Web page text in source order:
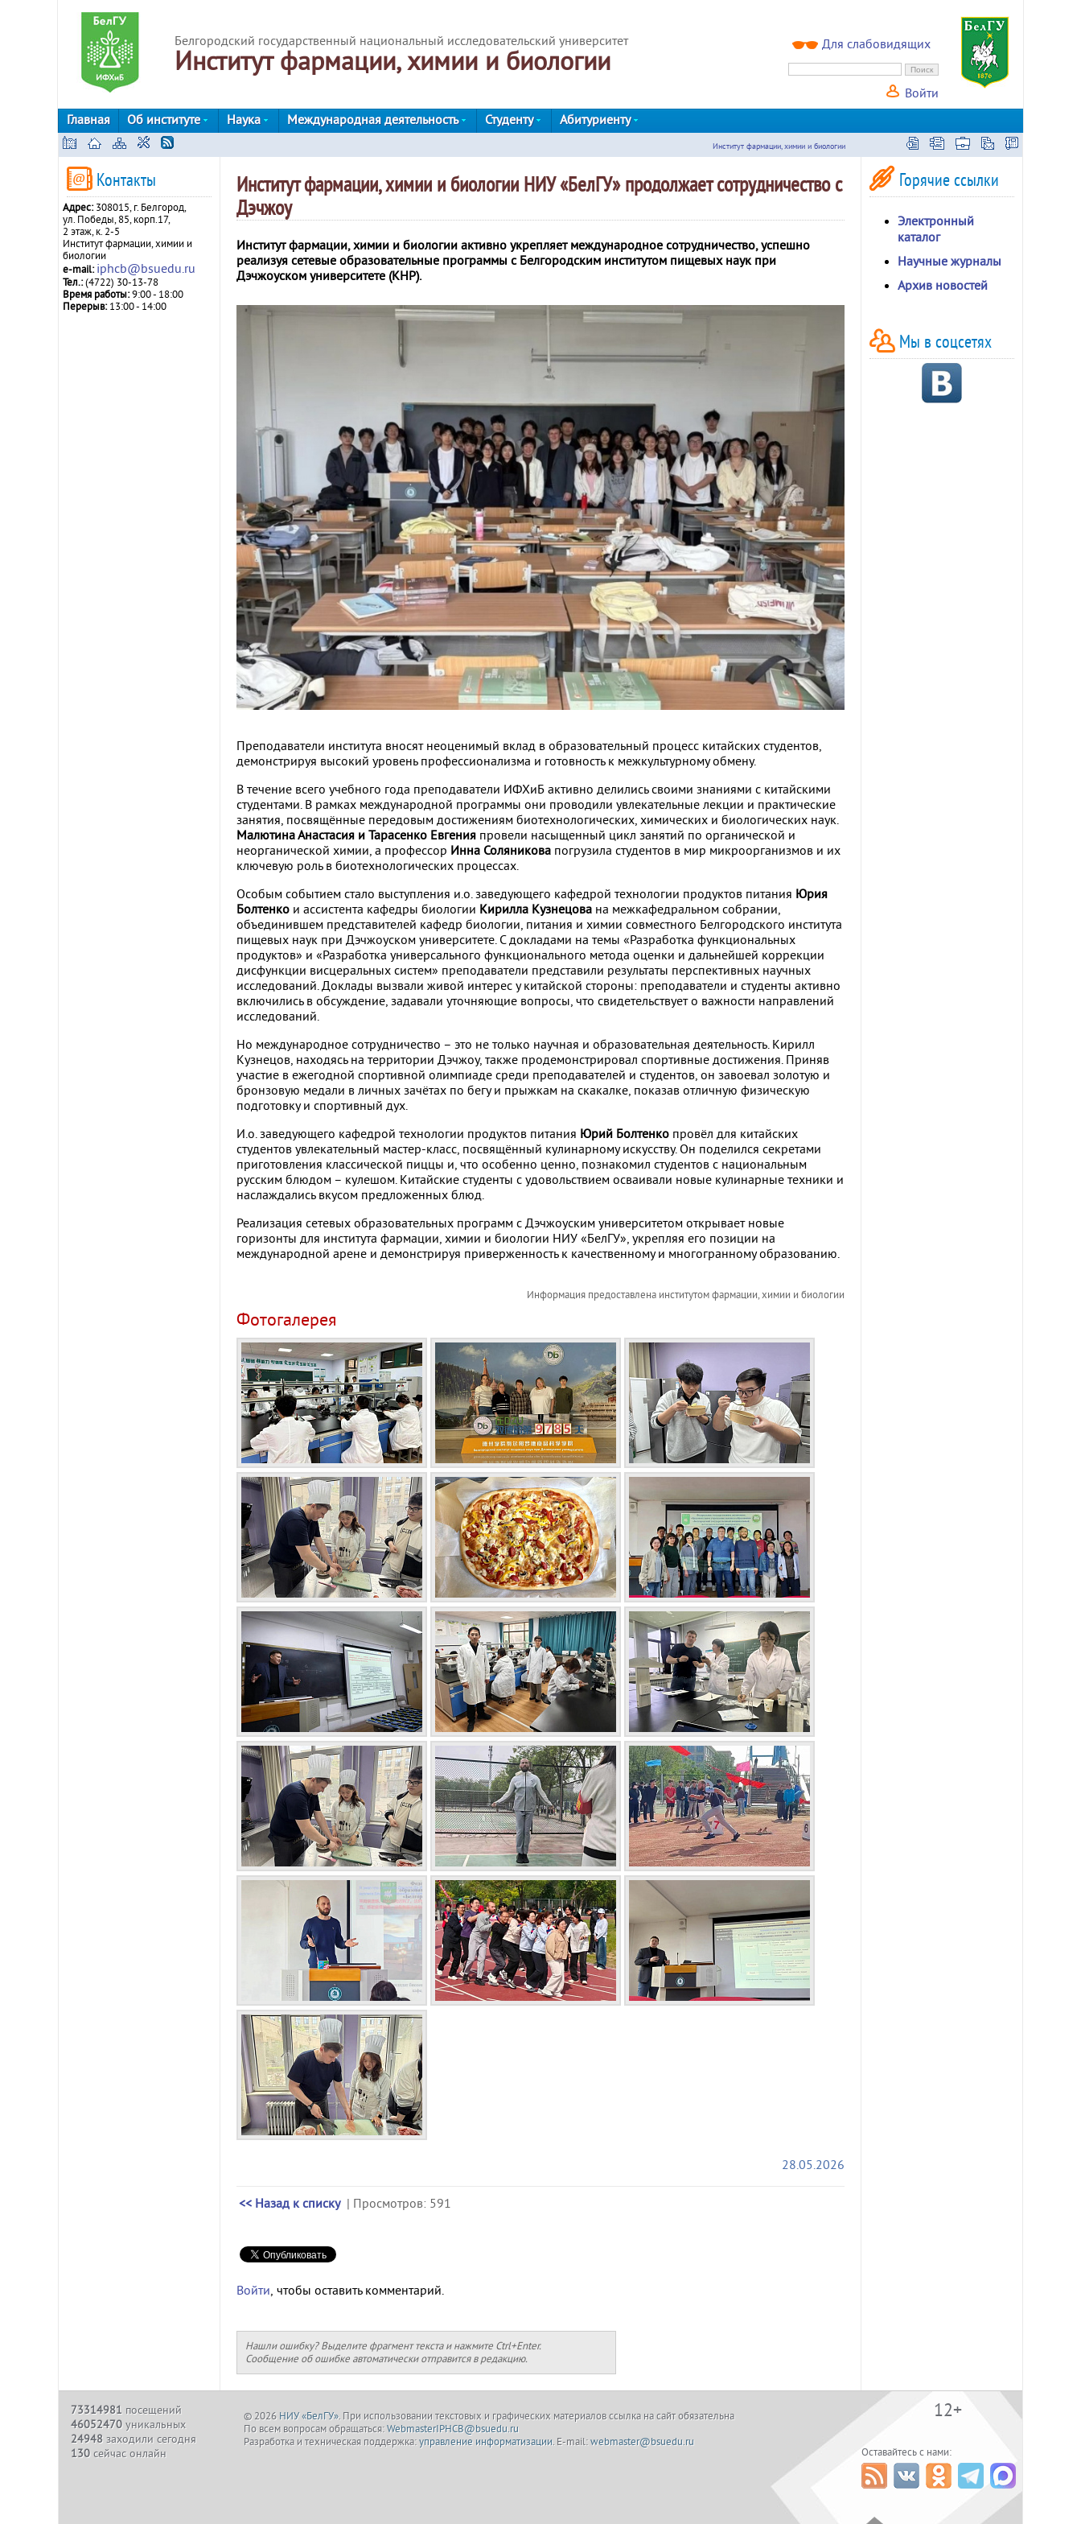
Белгородский государственный национальный исследовательский университет
Институт фармации, химии и биологии
Для слабовидящих
Войти
Главная
Об институте Наука Международная деятельность Студенту Абитуриенту
Институт фармации, химии и биологии
Контакты
Адрес:308015, г. Белгород,
ул. Победы, 85, корп.17,
2 этаж, к. 2-5
Институт фармации, химии и
биологии
e-mail: iphcb@bsuedu.ru
Тел.:(4722) 30-13-78
Время работы:9:00 - 18:00
Перерыв:13:00 - 14:00
Институт фармации, химии и биологии НИУ «БелГУ» продолжает сотрудничество с
Дэчжоу
Институт фармации, химии и биологии активно укрепляет международное сотрудничество, успешно
реализуя сетевые образовательные программы с Белгородским институтом пищевых наук при
Дэчжоуском университете (КНР).
Преподаватели института вносят неоценимый вклад в образовательный процесс китайских студентов,
демонстрируя высокий уровень профессионализма и готовность к межкультурному обмену.
В течение всего учебного года преподаватели ИФХиБ активно делились своими знаниями с китайскими
студентами. В рамках международной программы они проводили увлекательные лекции и практические
занятия, посвящённые передовым достижениям биотехнологических, химических и биологических наук.
Малютина Анастасия и Тарасенко Евгения провели насыщенный цикл занятий по органической и
неорганической химии, а профессор Инна Соляникова погрузила студентов в мир микроорганизмов и их
ключевую роль в биотехнологических процессах.
Особым событием стало выступления и.о. заведующего кафедрой технологии продуктов питания Юрия
Болтенко и ассистента кафедры биологии Кирилла Кузнецова на межкафедральном собрании,
объединившем представителей кафедр биологии, питания и химии совместного Белгородского института
пищевых наук при Дэчжоуском университете. С докладами на темы «Разработка функциональных
продуктов» и «Разработка универсального функционального метода оценки и дальнейшей коррекции
дисфункции висцеральных систем» преподаватели представили результаты перспективных научных
исследований. Доклады вызвали живой интерес у китайской стороны: преподаватели и студенты активно
включились в обсуждение, задавали уточняющие вопросы, что свидетельствует о важности направлений
исследований.
Но международное сотрудничество – это не только научная и образовательная деятельность. Кирилл
Кузнецов, находясь на территории Дэчжоу, также продемонстрировал спортивные достижения. Приняв
участие в ежегодной спортивной олимпиаде среди преподавателей и студентов, он завоевал золотую и
бронзовую медали в личных зачётах по бегу и прыжкам на скакалке, показав отличную физическую
подготовку и спортивный дух.
И.о. заведующего кафедрой технологии продуктов питания Юрий Болтенко провёл для китайских
студентов увлекательный мастер-класс, посвящённый кулинарному искусству. Он поделился секретами
приготовления классической пиццы и, что особенно ценно, познакомил студентов с национальным
русским блюдом – кулешом. Китайские студенты с удовольствием осваивали новые кулинарные техники и
наслаждались вкусом предложенных блюд.
Реализация сетевых образовательных программ с Дэчжоуским университетом открывает новые
горизонты для института фармации, химии и биологии НИУ «БелГУ», укрепляя его позиции на
международной арене и демонстрируя приверженность к качественному и многогранному образованию.
Информация предоставлена институтом фармации, химии и биологии
Фотогалерея
28.05.2026
<< Назад к списку | Просмотров: 591
Войти, чтобы оставить комментарий.
Нашли ошибку? Выделите фрагмент текста и нажмите Ctrl+Enter.
Сообщение об ошибке автоматически отправится в редакцию.
Горячие ссылки
Электронный
каталог
Научные журналы
Архив новостей
Мы в соцсетях
73314981 посещений
46052470 уникальных
24948 заходили сегодня
130 сейчас онлайн
© 2026 НИУ «БелГУ». При использовании текстовых и графических материалов ссылка на сайт обязательна
По всем вопросам обращаться: WebmasterIPHCB@bsuedu.ru
Разработка и техническая поддержка: управление информатизации. E-mail: webmaster@bsuedu.ru
12+
Оставайтесь с нами: